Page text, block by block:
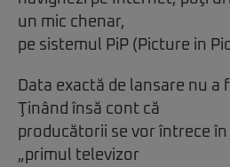
un mic chenar,
pe sistemul PiP (Picture in
Data exactă de lansare nu a
Ţinând însă cont că
producătorii se vor întrece
„primul televizor